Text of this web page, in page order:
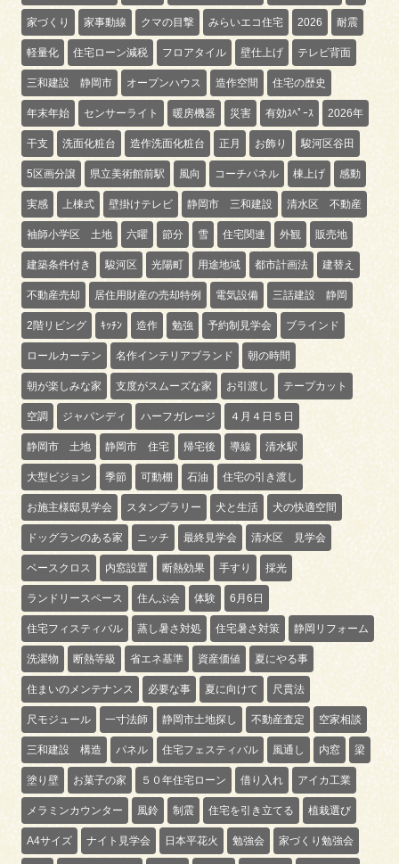
家づくり 家事動線 クマの目撃 みらいエコ住宅 2026 耐震
軽量化 住宅ローン減税 フロアタイル 壁仕上げ テレビ背面
三和建設 静岡市 オープンハウス 造作空間 住宅の歴史
年末年始 センサーライト 暖房機器 災害 有効ｽﾍﾟｰｽ 2026年
干支 洗面化粧台 造作洗面化粧台 正月 お飾り 駿河区谷田
5区画分譲 県立美術館前駅 風向 コーチパネル 棟上げ 感動
実感 上棟式 壁掛けテレビ 静岡市 三和建設 清水区 不動産
袖師小学区 土地 六曜 節分 雪 住宅関連 外観 販売地
建築条件付き 駿河区 光陽町 用途地域 都市計画法 建替え
不動産売却 居住用財産の売却特例 電気設備 三話建設 静岡
2階リビング ｷｯﾁﾝ 造作 勉強 予約制見学会 ブラインド
ロールカーテン 名作インテリアブランド 朝の時間
朝が楽しみな家 支度がスムーズな家 お引渡し テープカット
空調 ジャパンディ ハーフガレージ ４月４日５日
静岡市 土地 静岡市 住宅 帰宅後 導線 清水駅
大型ビジョン 季節 可動棚 石油 住宅の引き渡し
お施主様邸見学会 スタンプラリー 犬と生活 犬の快適空間
ドッグランのある家 ニッチ 最終見学会 清水区 見学会
ベースクロス 内窓設置 断熱効果 手すり 採光
ランドリースペース 住んぷ会 体験 6月6日
住宅フィスティバル 蒸し暑さ対処 住宅暑さ対策 静岡リフォーム
洗濯物 断熱等級 省エネ基準 資産価値 夏にやる事
住まいのメンテナンス 必要な事 夏に向けて 尺貫法
尺モジュール 一寸法師 静岡市土地探し 不動産査定 空家相談
三和建設 構造 パネル 住宅フェスティバル 風通し 内窓 梁
塗り壁 お菓子の家 ５０年住宅ローン 借り入れ アイカ工業
メラミンカウンター 風鈴 制震 住宅を引き立てる 植栽選び
A4サイズ ナイト見学会 日本平花火 勉強会 家づくり勉強会